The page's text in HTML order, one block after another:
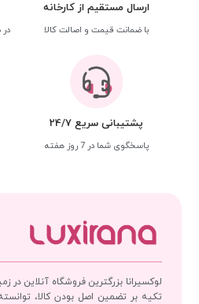
ارسال مستقیم از کارخانه
با ضمانت قیمت و اصالت کالا
پشتیبانی سریع 24/7
پاسخگوی شما در 7 روز هفته
لوکسیرانا بزرگترین فروشگاه آنلاین در
تکیه بر تضمین اصل بودن کالا،